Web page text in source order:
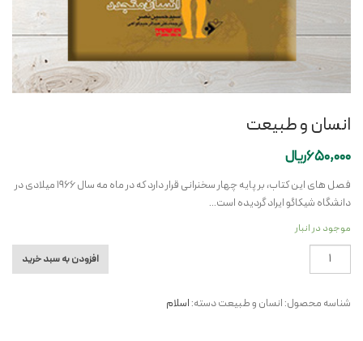
انسان و طبیعت
650,000ریال
فصل های این کتاب، بر پایه چهار سخنرانی قرار دارد که در ماه مه سال ۱۹۶۶ میلادی در
دانشگاه شیکاگو ایراد گردیده است…
موجود در انبار
انسان
و
عدد
افزودن به سبد خرید
شناسه محصول: انسان و طبيعتدسته: اسلام